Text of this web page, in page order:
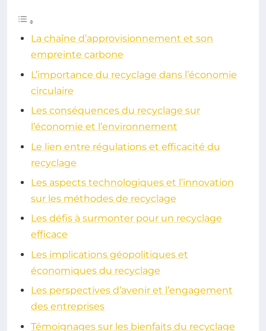
La chaîne d’approvisionnement et son
empreinte carbone
L’importance du recyclage dans l’économie
circulaire
Les conséquences du recyclage sur
l’économie et l’environnement
Le lien entre régulations et efficacité du
recyclage
Les aspects technologiques et l’innovation
sur les méthodes de recyclage
Les défis à surmonter pour un recyclage
efficace
Les implications géopolitiques et
économiques du recyclage
Les perspectives d’avenir et l’engagement
des entreprises
Témoignages sur les bienfaits du recyclage